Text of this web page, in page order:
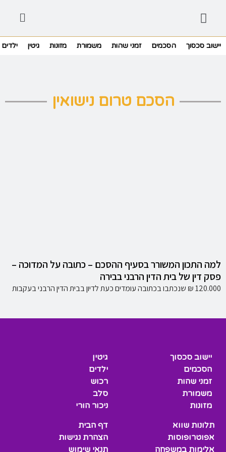
יישוב סכסוך הסכמים זמני שהות משמורת מזונות גיטין ילדים
הסכם טרום נישואין
למה התכון המשורר בסעיף ההסכם – כתובה על המדוכה –
פסק דין של בית הדין הרבני בבירה
120.000 ₪ שנכתבו בכתובה עומדים כעת לדיון בבית הדין הרבני בעקבות
יישוב סכסוך
הסכמים
זמני שהות
משמורת
מזונות
גיטין
ילדים
רכוש
סלב
ניכור הורי
תלונות שווא
אפוטרופוסות
אלימות במשפחה
דף הבית
הצהרת נגישות
תנאי שימוש